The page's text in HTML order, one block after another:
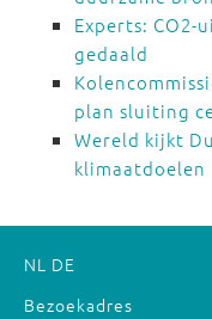
Experts:
gedaald
plan sluiting
Wereld kijkt
klimaatdoelen
NL DE
Bezoekadres